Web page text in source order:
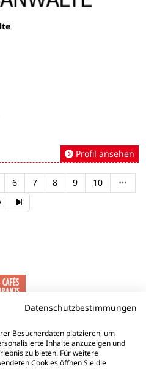
Profil ansehen
6 7 8 9 10
Datenschutzbestimmungen
Besucherdaten platzieren, um
Inhalte anzuzeigen und
zu bieten. Für weitere
Cookies öffnen Sie die